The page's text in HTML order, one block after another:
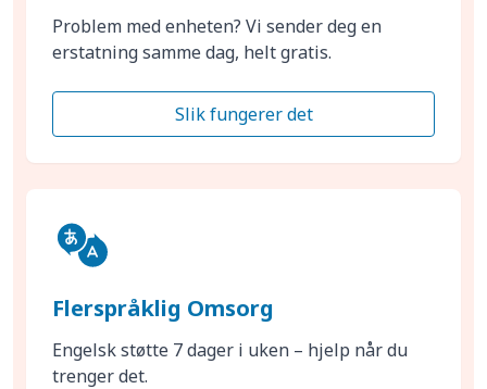
Problem med enheten? Vi sender deg en
erstatning samme dag, helt gratis.
Slik fungerer det
Flerspråklig Omsorg
Engelsk støtte 7 dager i uken – hjelp når du
trenger det.